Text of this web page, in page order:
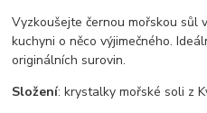
Vyzkoušejte černou mořskou sůl
kuchyni o něco výjimečného.
originálních surovin.
Složení: krystalky mořské soli z